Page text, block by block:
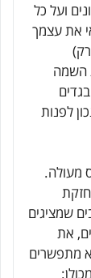
ועל כל
את עצמך
השמה
לפנות
מעולה.
שמציגים
את
מתפשרים